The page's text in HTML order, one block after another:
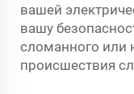
вашей
вашу
сломанного или
происшествия